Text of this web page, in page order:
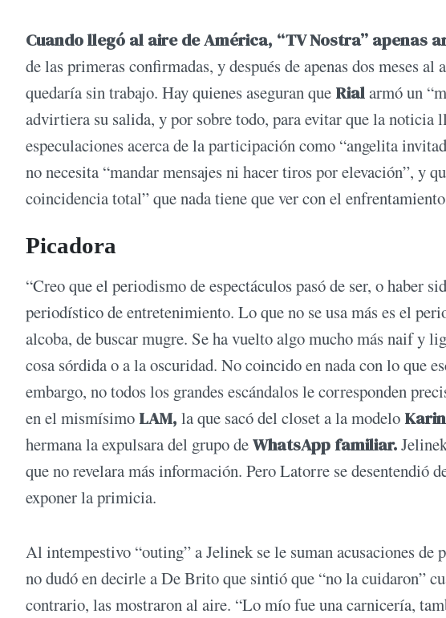
Cuando llegó al aire de América, “TV Nostra” apenas
de las primeras confirmadas, y después de apenas dos meses
quedaría sin trabajo. Hay quienes aseguran que Rialarmó un
advirtiera su salida, y por sobre todo, para evitar que la noticia
especulaciones acerca de la participación como “angelita
no necesita “mandar mensajes ni hacer tiros por elevación”, y
coincidencia total” que nada tiene que ver con el
Picadora
“Creo que el periodismo de espectáculos pasó de ser, o haber
periodístico de entretenimiento. Lo que no se usa más es el
alcoba, de buscar mugre. Se ha vuelto algo mucho más naif y
cosa sórdida o a la oscuridad. No coincido en nada con lo que
embargo, no todos los grandes escándalos le corresponden
en el mismísimo LAM, la que sacó del closet a la modelo
hermana la expulsara del grupo deWhatsApp familiar.
que no revelara más información. Pero Latorre se desentendió
exponer la primicia.
Al intempestivo “outing” a Jelinek se le suman acusaciones de
no dudó en decirle a De Brito que sintió que “no la cuidaron”
contrario, las mostraron al aire. “Lo mío fue una carnicería,